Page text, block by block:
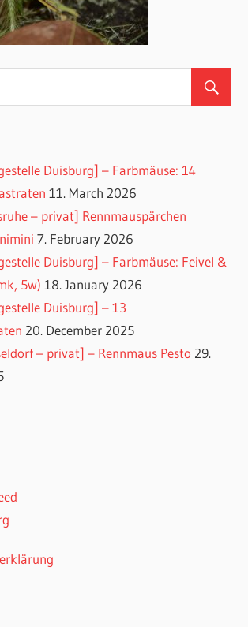
Duisburg] – Farbmäuse: 14
11. March 2026
– privat] Rennmauspärchen
7. February 2026
Duisburg] – Farbmäuse: Feivel &
5w) 18. January 2026
Duisburg] – 13
20. December 2025
– privat] – Rennmaus Pesto 29.